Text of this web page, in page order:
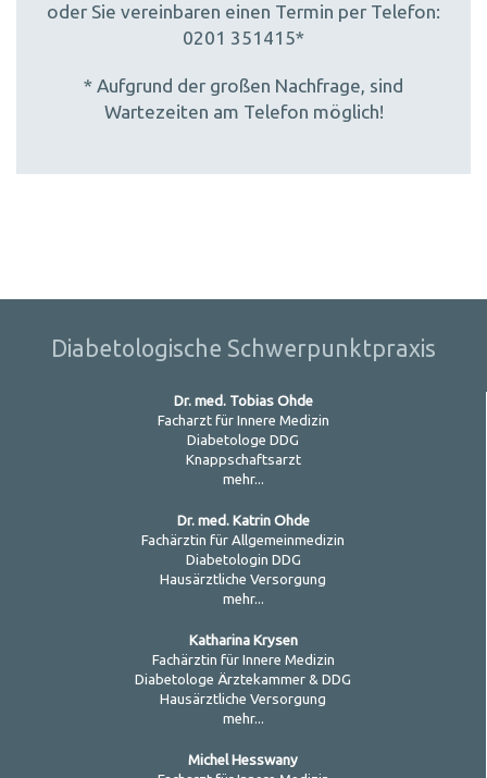
oder Sie vereinbaren einen Termin per Telefon:
0201 351415*
* Aufgrund der großen Nachfrage, sind
Wartezeiten am Telefon möglich!
Diabetologische Schwerpunktpraxis
Dr. med. Tobias Ohde
Facharzt für Innere Medizin
Diabetologe DDG
Knappschaftsarzt
mehr...
Dr. med. Katrin Ohde
Fachärztin für Allgemeinmedizin
Diabetologin DDG
Hausärztliche Versorgung
mehr...
Katharina Krysen
Fachärztin für Innere Medizin
Diabetologe Ärztekammer & DDG
Hausärztliche Versorgung
mehr...
Michel Hesswany